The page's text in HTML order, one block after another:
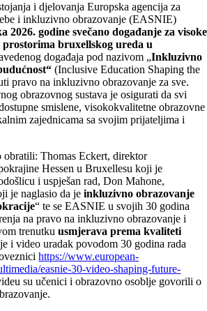
i djelovanja Europska agencija za
i inkluzivno obrazovanje (EASNIE)
2026. godine svečano događanje za visoke
bruxellskog ureda u
događaja pod nazivom „Inkluzivno
(Inclusive Education Shaping the
pravo na inkluzivno obrazovanje za sve.
obrazovnog sustava je osigurati da svi
smislene, visokokvalitetne obrazovne
zajednicama sa svojim prijateljima i
obratili: Thomas Eckert, direktor
Hessen u Bruxellesu koji je
i uspješan rad, Don Mahone,
je naglasio da jeinkluzivno obrazovanje
“ te se EASNIE u svojih 30 godina
na pravo na inkluzivno obrazovanje i
trenutkuusmjerava prema kvaliteti
i video uradak povodom 30 godina rada
https://www.european-
easnie-30-video-shaping-future-
su učenici i obrazovno osoblje govorili o